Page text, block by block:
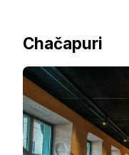
Chačapuri